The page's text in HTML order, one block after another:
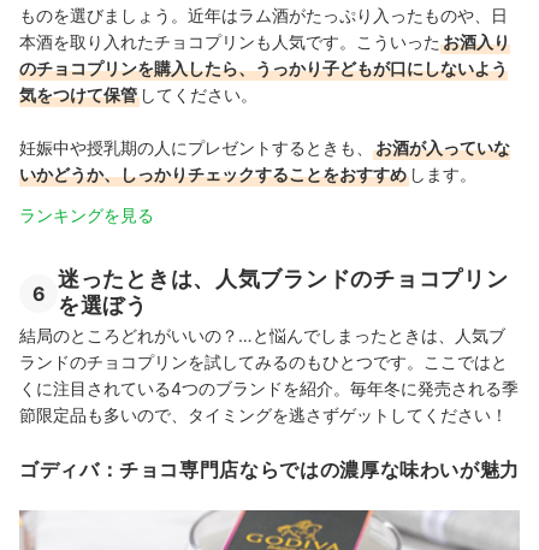
ものを選びましょう。近年はラム酒がたっぷり入ったものや、日
本酒を取り入れたチョコプリンも人気です。こういった お酒入り
のチョコプリンを購入したら、うっかり子どもが口にしないよう
気をつけて保管 してください。
妊娠中や授乳期の人にプレゼントするときも、
お酒が入っていな
いかどうか、しっかりチェックすることをおすすめ します。
ランキングを見る
6
迷ったときは、人気ブランドのチョコプリン
を選ぼう
結局のところどれがいいの？…と悩んでしまったときは、人気ブ
ランドのチョコプリンを試してみるのもひとつです。ここではと
くに注目されている4つのブランドを紹介。毎年冬に発売される季
節限定品も多いので、
タイミングを逃さずゲットして ください！
ゴディバ：チョコ専門店ならではの濃厚な味わいが魅力